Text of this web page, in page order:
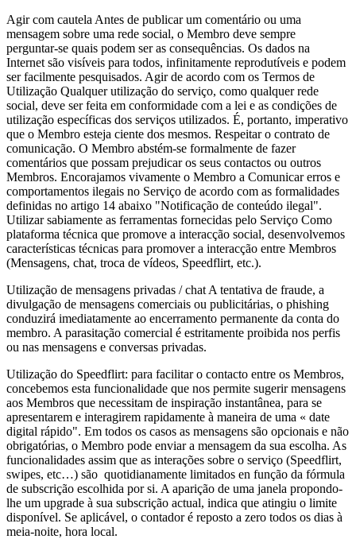
Agir com cautela Antes de publicar um comentário ou uma
mensagem sobre uma rede social, o Membro deve sempre
perguntar-se quais podem ser as consequências. Os dados na
Internet são visíveis para todos, infinitamente reprodutíveis e podem
ser facilmente pesquisados. Agir de acordo com os Termos de
Utilização Qualquer utilização do serviço, como qualquer rede
social, deve ser feita em conformidade com a lei e as condições de
utilização específicas dos serviços utilizados. É, portanto, imperativo
que o Membro esteja ciente dos mesmos. Respeitar o contrato de
comunicação. O Membro abstém-se formalmente de fazer
comentários que possam prejudicar os seus contactos ou outros
Membros. Encorajamos vivamente o Membro a Comunicar erros e
comportamentos ilegais no Serviço de acordo com as formalidades
definidas no artigo 14 abaixo "Notificação de conteúdo ilegal".
Utilizar sabiamente as ferramentas fornecidas pelo Serviço Como
plataforma técnica que promove a interacção social, desenvolvemos
características técnicas para promover a interacção entre Membros
(Mensagens, chat, troca de vídeos, Speedflirt, etc.).
Utilização de mensagens privadas / chat A tentativa de fraude, a
divulgação de mensagens comerciais ou publicitárias, o phishing
conduzirá imediatamente ao encerramento permanente da conta do
membro. A parasitação comercial é estritamente proibida nos perfis
ou nas mensagens e conversas privadas.
Utilização do Speedflirt: para facilitar o contacto entre os Membros,
concebemos esta funcionalidade que nos permite sugerir mensagens
aos Membros que necessitam de inspiração instantânea, para se
apresentarem e interagirem rapidamente à maneira de uma « date
digital rápido". Em todos os casos as mensagens são opcionais e não
obrigatórias, o Membro pode enviar a mensagem da sua escolha. As
funcionalidades assim que as interações sobre o serviço (Speedflirt,
swipes, etc…) são quotidianamente limitados en função da fórmula
de subscrição escolhida por si. A aparição de uma janela propondo-
lhe um upgrade à sua subscrição actual, indica que atingiu o limite
disponível. Se aplicável, o contador é reposto a zero todos os dias à
meia-noite, hora local.